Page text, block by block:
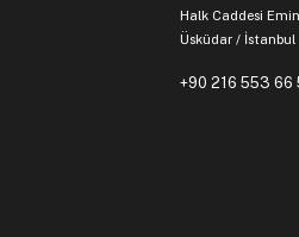
Halk Caddesi
Üsküdar / İstanbul
+90 216 553 66